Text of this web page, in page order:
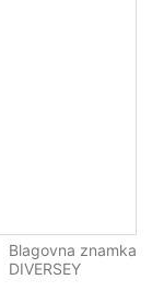
Blagovna znamka
DIVERSEY